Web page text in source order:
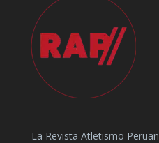
La Revista Atletismo